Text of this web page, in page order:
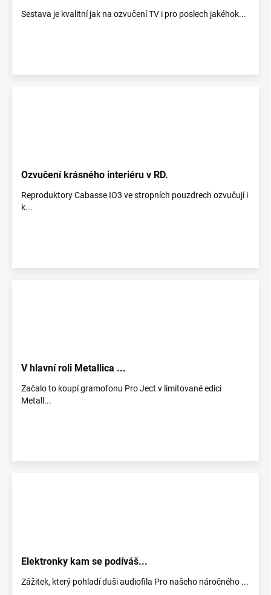
Sestava je kvalitní jak na ozvučení TV i pro poslech jakéhok...
Ozvučení krásného interiéru v RD.
Reproduktory Cabasse IO3 ve stropních pouzdrech ozvučují i
k...
V hlavní roli Metallica ...
Začalo to koupí gramofonu Pro Ject v limitované edici
Metall...
Elektronky kam se podíváš...
Zážitek, který pohladí duši audiofila Pro našeho náročného ...